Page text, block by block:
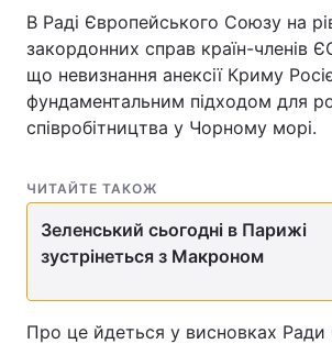
В Раді Європейського Союзу на
закордонних справ країн-членів
що невизнання анексії Криму
фундаментальним підходом для
співробітництва у Чорному морі.
ЧИТАЙТЕ ТАКОЖ
Зеленський сьогодні в Парижі
зустрінеться з Макроном
Про це йдеться у висновках